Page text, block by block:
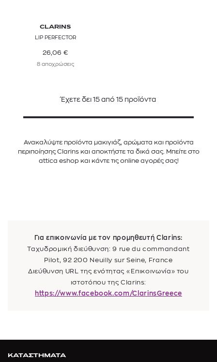
CLARINS
LIP PERFECTOR
26,06 €
8 αποχρώσεις
Έχετε δει 15 από 15 προϊόντα
Ανακαλύψτε προϊόντα μακιγιάζ, αρώματα και προϊόντα
περιποίησης Clarins και αποκτήστε τα δικά σας. Μπείτε στο
attica eshop και κάντε τις online αγορές σας!
Για επικοινωνία με τον προμηθευτή Clarins:
Ταχυδρομική διεύθυνση: 9 rue du commandant
Pilot, 92 200 Neuilly sur Seine, France
Διεύθυνση URL της ενότητας «Επικοινωνία» του
ιστοτόπου της Clarins:
https://www.facebook.com/ClarinsGreece
ΚΑΤΑΣΤΗΜΑΤΑ